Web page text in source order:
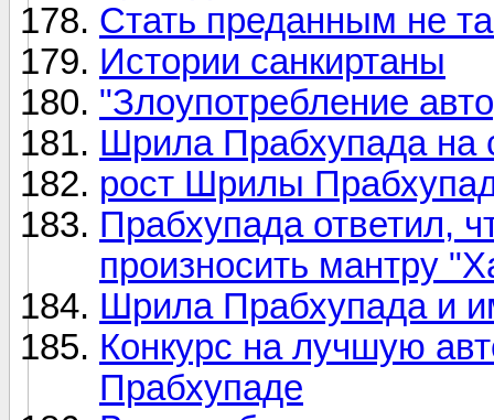
Стать преданным не
Истории санкиртаны
"Злоупотребление
Шрила Прабхупада на
рост Шрилы
Прабхупада ответил,
произносить мантру
Шрила Прабхупада и
Конкурс на лучшую
Прабхупаде